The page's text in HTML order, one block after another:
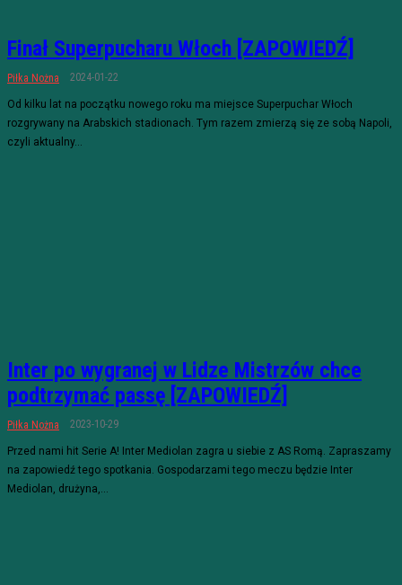
Finał Superpucharu Włoch [ZAPOWIEDŹ]
Piłka Nożna 2024-01-22
Od kilku lat na początku nowego roku ma miejsce Superpuchar Włoch
rozgrywany na Arabskich stadionach. Tym razem zmierzą się ze sobą Napoli,
czyli aktualny...
Inter po wygranej w Lidze Mistrzów chce
podtrzymać passę [ZAPOWIEDŹ]
Piłka Nożna 2023-10-29
Przed nami hit Serie A! Inter Mediolan zagra u siebie z AS Romą. Zapraszamy
na zapowiedź tego spotkania. Gospodarzami tego meczu będzie Inter
Mediolan, drużyna,...